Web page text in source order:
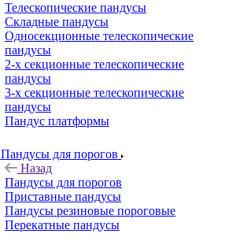
Телескопические пандусы
Складные пандусы
Односекционные телескопические
пандусы
2-х секционные телескопические
пандусы
3-х секционные телескопические
пандусы
Пандус платформы
Пандусы для порогов
Назад
Пандусы для порогов
Приставные пандусы
Пандусы резиновые пороговые
Перекатные пандусы